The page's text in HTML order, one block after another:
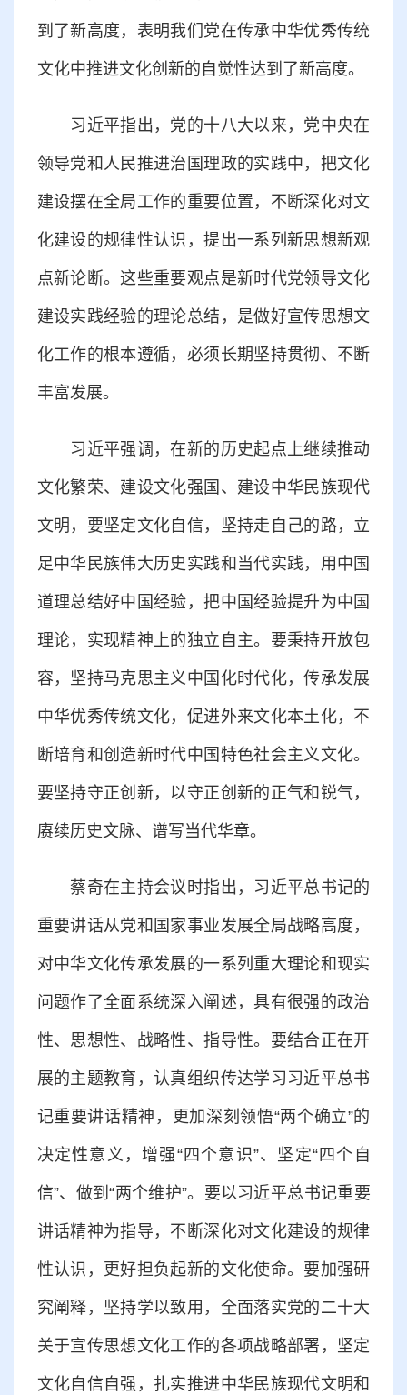
到了新高度，表明我们党在传承中华优秀传统
文化中推进文化创新的自觉性达到了新高度。
习近平指出，党的十八大以来，党中央在
领导党和人民推进治国理政的实践中，把文化
建设摆在全局工作的重要位置，不断深化对文
化建设的规律性认识，提出一系列新思想新观
点新论断。这些重要观点是新时代党领导文化
建设实践经验的理论总结，是做好宣传思想文
化工作的根本遵循，必须长期坚持贯彻、不断
丰富发展。
习近平强调，在新的历史起点上继续推动
文化繁荣、建设文化强国、建设中华民族现代
文明，要坚定文化自信，坚持走自己的路，立
足中华民族伟大历史实践和当代实践，用中国
道理总结好中国经验，把中国经验提升为中国
理论，实现精神上的独立自主。要秉持开放包
容，坚持马克思主义中国化时代化，传承发展
中华优秀传统文化，促进外来文化本土化，不
断培育和创造新时代中国特色社会主义文化。
要坚持守正创新，以守正创新的正气和锐气，
赓续历史文脉、谱写当代华章。
蔡奇在主持会议时指出，习近平总书记的
重要讲话从党和国家事业发展全局战略高度，
对中华文化传承发展的一系列重大理论和现实
问题作了全面系统深入阐述，具有很强的政治
性、思想性、战略性、指导性。要结合正在开
展的主题教育，认真组织传达学习习近平总书
记重要讲话精神，更加深刻领悟“两个确立”的
决定性意义，增强“四个意识”、坚定“四个自
信”、做到“两个维护”。要以习近平总书记重要
讲话精神为指导，不断深化对文化建设的规律
性认识，更好担负起新的文化使命。要加强研
究阐释，坚持学以致用，全面落实党的二十大
关于宣传思想文化工作的各项战略部署，坚定
文化自信自强，扎实推进中华民族现代文明和